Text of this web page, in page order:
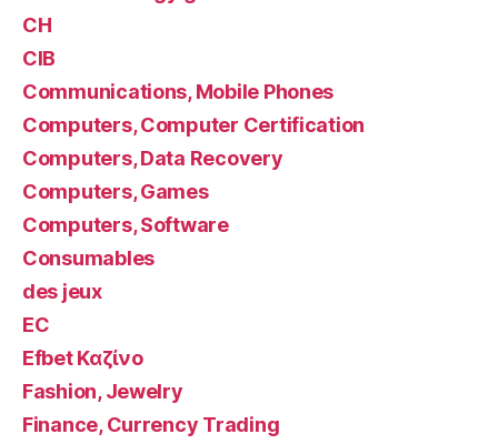
CH
CIB
Communications, Mobile Phones
Computers, Computer Certification
Computers, Data Recovery
Computers, Games
Computers, Software
Consumables
des jeux
EC
Efbet Καζίνο
Fashion, Jewelry
Finance, Currency Trading